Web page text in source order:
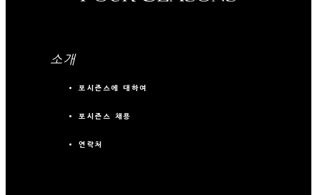
소개
포시즌스에 대하여
포시즌스 채용
연락처